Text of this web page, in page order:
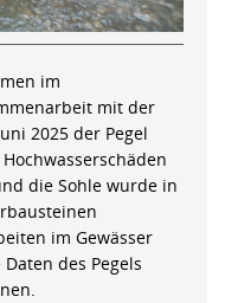
im
mit der
2025 der Pegel
die Sohle wurde in
im Gewässer
des Pegels